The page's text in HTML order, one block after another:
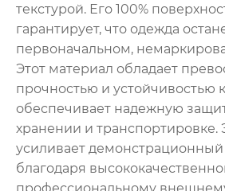
текстурой. Его 100%
гарантирует, что одежда
первоначальном,
Этот материал обладает
прочностью и устойчивостью
обеспечивает надежную
хранении и транспортировке.
усиливает
благодаря